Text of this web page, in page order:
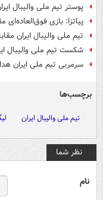
پوستر تیم ملی والیبال ایران در لیگ
پیاتزا: بازی
تیم ملی والیبال ایران
شکست تیم ملی والیبال ایران
سرمربی تیم ملی ایران
برچسب‌ها
تیم ملی والیبال ایران
نظر شما
نام